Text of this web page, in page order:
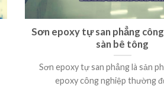
Sơn epoxy tự san phẳng
sàn bê tông
Sơn epoxy tự san phẳng là sản
epoxy công nghiệp thường